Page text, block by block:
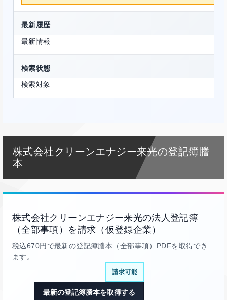
最新履歴
最新情報
検索状態
検索対象
株式会社クリーンエナジー来光の登記簿謄
本
株式会社クリーンエナジー来光の法人登記簿
（全部事項）を請求（仮登録企業）
税込670円で最新の登記簿謄本（全部事項）PDFを取得でき
ます。
請求可能
最新の登記簿謄本を取得する